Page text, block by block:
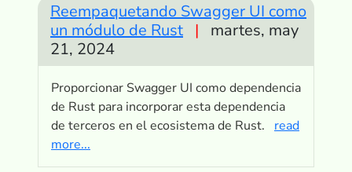
Reempaquetando Swagger UI como
un módulo de Rust |
martes, may
21, 2024
Proporcionar Swagger UI como dependencia
de Rust para incorporar esta dependencia
de terceros en el ecosistema de Rust.
read
more...